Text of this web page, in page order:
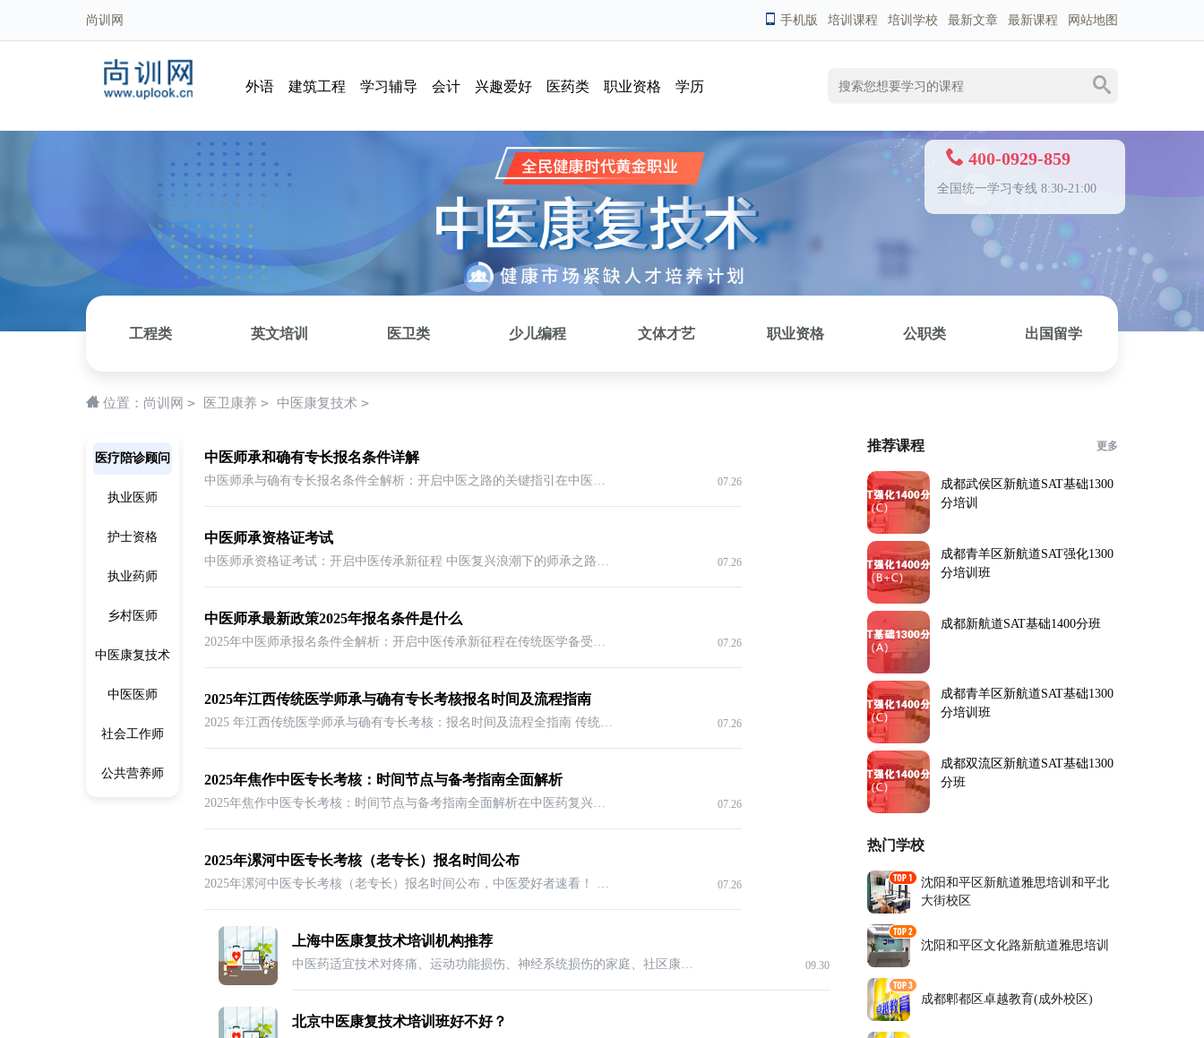
手机版 培训课程 培训学校 最新文章 最新课程 网站地图
尚训网
外语 建筑工程 学习辅导 会计 兴趣爱好 医药类 职业资格 学历
400-0929-859
全国统一学习专线 8:30-21:00
工程类 英文培训 医卫类 少儿编程 文体才艺 职业资格 公职类 出国留学
位置： 尚训网 > 医卫康养 > 中医康复技术 >
医疗陪诊顾问
执业医师
护士资格
执业药师
乡村医师
中医康复技术
中医医师
社会工作师
公共营养师
中医师承和确有专长报名条件详解
中医师承与确有专长报名条件全解析：开启中医之路的关键指引在中医复兴、传统医学备受瞩目的当下，越来越多怀揣中医梦想的人渴望投身其中 07.26
中医师承资格证考试
中医师承资格证考试：开启中医传承新征程 中医复兴浪潮下的师承之路在传统文化复兴的当下，中医作为中华民族的瑰宝，再度焕发出蓬勃生机 07.26
中医师承最新政策2025年报名条件是什么
2025年中医师承报名条件全解析：开启中医传承新征程在传统医学备受瞩目的当下，中医师承作为培养中医人才的重要途径，吸引着众多有志于投 07.26
2025年江西传统医学师承与确有专长考核报名时间及流程指南
2025 年江西传统医学师承与确有专长考核：报名时间及流程全指南 传统医学的热度与考核意义在传统医学复兴的当下，越来越多的人投身于传 07.26
2025年焦作中医专长考核：时间节点与备考指南全面解析
2025年焦作中医专长考核：时间节点与备考指南全面解析在中医药复兴的浪潮下，越来越多怀揣中医梦想的人将目光投向了中医专长考核。对于焦 07.26
2025年漯河中医专长考核（老专长）报名时间公布
2025年漯河中医专长考核（老专长）报名时间公布，中医爱好者速看！ 中医专长考核：传承与发展的契机在中医药文化愈发受到重视的当下，中 07.26
上海中医康复技术培训机构推荐
中医药适宜技术对疼痛、运动功能损伤、神经系统损伤的家庭、社区康复具有显著疗效。目前，该技术培训项目在社区、家庭中具有广泛的市场需求 09.30
北京中医康复技术培训班好不好？
推荐课程 更多
成都武侯区新航道SAT基础1300
分培训
成都青羊区新航道SAT强化1300
分培训班
成都新航道SAT基础1400分班
成都青羊区新航道SAT基础1300
分培训班
成都双流区新航道SAT基础1300
分班
热门学校
沈阳和平区新航道雅思培训和平北
大街校区
沈阳和平区文化路新航道雅思培训
成都郫都区卓越教育(成外校区)